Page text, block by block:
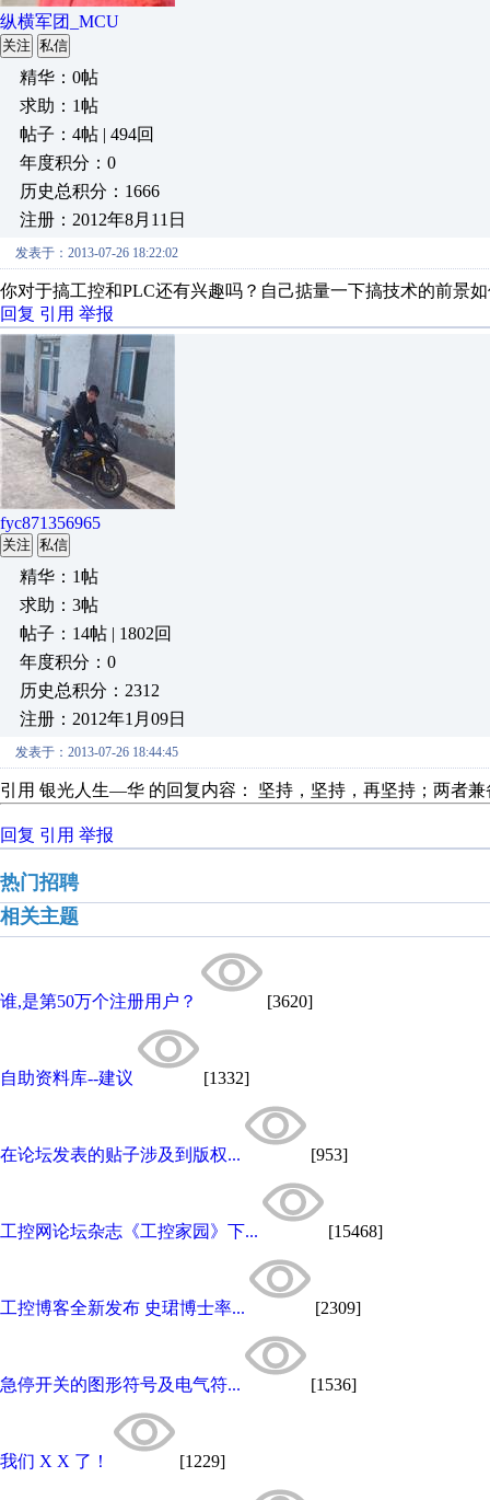
纵横军团_MCU
关注 私信
精华：0帖
求助：1帖
帖子：4帖 | 494回
年度积分：0
历史总积分：1666
注册：2012年8月11日
发表于：2013-07-26 18:22:02
你对于搞工控和PLC还有兴趣吗？自己掂量一下搞技术的前景
回复 引用 举报
fyc871356965
关注 私信
精华：1帖
求助：3帖
帖子：14帖 | 1802回
年度积分：0
历史总积分：2312
注册：2012年1月09日
发表于：2013-07-26 18:44:45
引用 银光人生—华 的回复内容： 坚持，坚持，再坚持；两者
回复 引用 举报
热门招聘
相关主题
谁,是第50万个注册用户？ [3620]
自助资料库--建议 [1332]
在论坛发表的贴子涉及到版权... [953]
工控网论坛杂志《工控家园》下... [15468]
工控博客全新发布 史珺博士率... [2309]
急停开关的图形符号及电气符... [1536]
我们 X X 了！ [1229]